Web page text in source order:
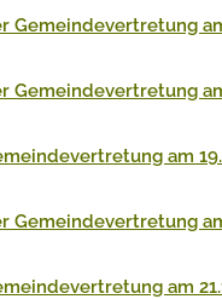
am
Gemeindevertretung
am
Gemeindevertretung
am